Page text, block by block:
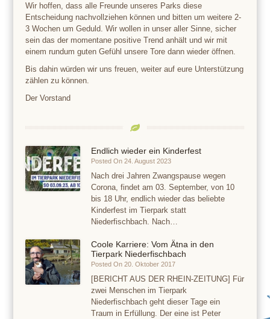
Wir hoffen, dass alle Freunde unseres Parks diese
Entscheidung nachvollziehen können und bitten um weitere 2-
3 Wochen um Geduld. Wir wollen in unser aller Sinne, sicher
sein das der momentane positive Trend anhält und wir mit
einem rundum guten Gefühl unsere Tore dann wieder öffnen.
Bis dahin würden wir uns freuen, weiter auf eure Unterstützung
zählen zu können.
Der Vorstand
Endlich wieder ein Kinderfest
Posted On 24. August 2023
Nach drei Jahren Zwangspause wegen
Corona, findet am 03. September, von 10
bis 18 Uhr, endlich wieder das beliebte
Kinderfest im Tierpark statt
Niederfischbach. Nach…
Coole Karriere: Vom Ätna in den
Tierpark Niederfischbach
Posted On 20. Oktober 2017
[BERICHT AUS DER RHEIN-ZEITUNG] Für
zwei Menschen im Tierpark
Niederfischbach geht dieser Tage ein
Traum in Erfüllung. Der eine ist Peter